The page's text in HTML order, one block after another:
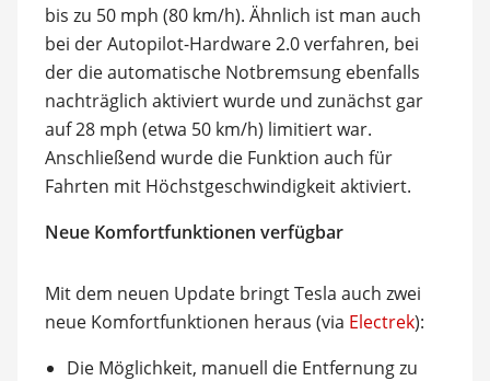
bis zu 50 mph (80 km/h). Ähnlich ist man auch
bei der Autopilot-Hardware 2.0 verfahren, bei
der die automatische Notbremsung ebenfalls
nachträglich aktiviert wurde und zunächst gar
auf 28 mph (etwa 50 km/h) limitiert war.
Anschließend wurde die Funktion auch für
Fahrten mit Höchstgeschwindigkeit aktiviert.
Neue Komfortfunktionen verfügbar
Mit dem neuen Update bringt Tesla auch zwei
neue Komfortfunktionen heraus (via Electrek):
Die Möglichkeit, manuell die Entfernung zu